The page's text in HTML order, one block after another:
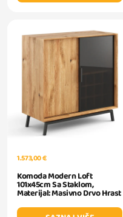
1.573,00 €
Komoda Modern Loft
101x45cm Sa Staklom,
Materijal: Masivno Drvo Hrast